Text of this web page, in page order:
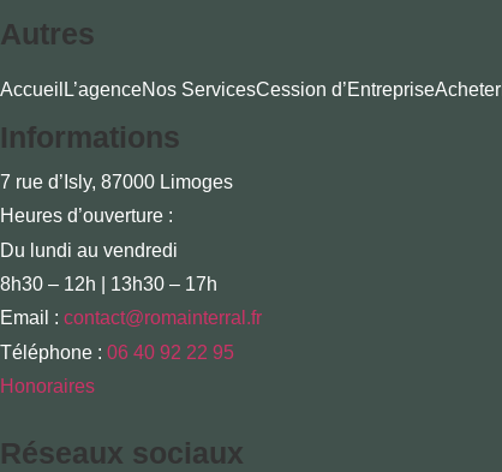
Autres
Accueil L’agenceNos ServicesCession d’EntrepriseAcheter
Informations
7 rue d’Isly, 87000 Limoges
Heures d’ouverture :
Du lundi au vendredi
8h30 – 12h | 13h30 – 17h
Email : contact@romainterral.fr
Téléphone : 06 40 92 22 95
Honoraires
Réseaux sociaux